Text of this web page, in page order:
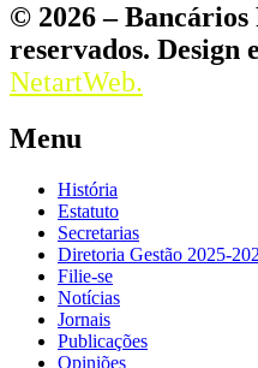
© 2026 – Bancários
reservados. Design
NetartWeb.
Menu
História
Estatuto
Secretarias
Diretoria Gestão 2025-
Filie-se
Notícias
Jornais
Publicações
Opiniões